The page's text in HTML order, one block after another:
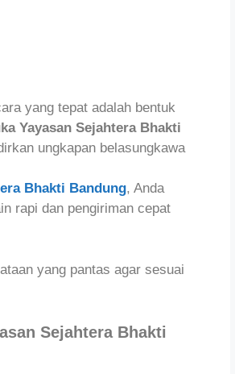
yang tepat adalah bentuk
Yayasan Sejahtera Bhakti
ungkapan belasungkawa
Bhakti Bandung, Anda
rapi dan pengiriman cepat
yang pantas agar sesuai
Sejahtera Bhakti